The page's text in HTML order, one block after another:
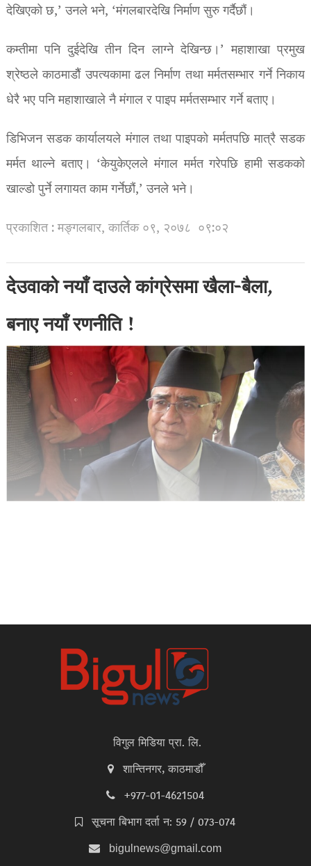
देखिएको छ,’ उनले भने, ‘मंगलबारदेखि निर्माण सुरु गर्दैछौं।
कम्तीमा पनि दुईदेखि तीन दिन लाग्ने देखिन्छ।’ महाशाखा प्रमुख
श्रेष्ठले काठमाडौैं उपत्यकामा ढल निर्माण तथा मर्मतसम्भार गर्ने निकाय
धेरै भए पनि महाशाखाले नै मंगाल र पाइप मर्मतसम्भार गर्ने बताए।
डिभिजन सडक कार्यालयले मंगाल तथा पाइपको मर्मतपछि मात्रै सडक
मर्मत थाल्ने बताए। ‘केयुकेएलले मंगाल मर्मत गरेपछि हामी सडकको
खाल्डो पुर्ने लगायत काम गर्नेछौं,’ उनले भने।
प्रकाशित : मङ्गलबार, कार्तिक ०९, २०७८ ०९:०२
देउवाको नयाँ दाउले कांग्रेसमा खैला-बैला,
बनाए नयाँ रणनीति !
विगुल मिडिया प्रा. लि.
शान्तिनगर, काठमाडौँ
+977-01-4621504
सूचना बिभाग दर्ता न: 59 / 073-074
bigulnews@gmail.com